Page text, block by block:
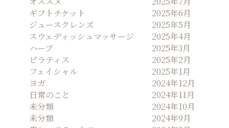
ギフトチケット
ジュースクレンズ
スウェディッシュマッサージ
ハーブ
ピラティス
フェイシャル
ヨガ
日常のこと
未分類
未分類
2025年6月
2025年5月
2025年4月
2025年3月
2025年2月
2025年1月
2024年12月
2024年11月
2024年10月
2024年9月